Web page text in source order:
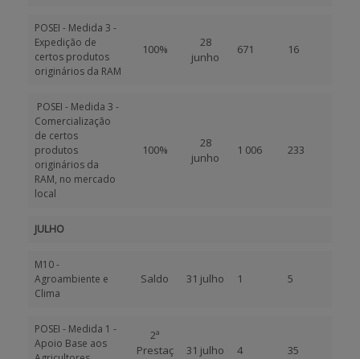
POSEI - Medida 3 -
Expedição de
certos produtos
originários da RAM
100%
28
junho
671 16
POSEI - Medida 3 -
Comercialização
de certos
produtos
originários da
RAM, no mercado
local
100%
28
junho
1 006 233
JULHO
M10 -
Agroambiente e
Clima
Saldo 31 julho 1 5
POSEI - Medida 1 -
Apoio Base aos
2ª
Prestaç
31 julho 4 35